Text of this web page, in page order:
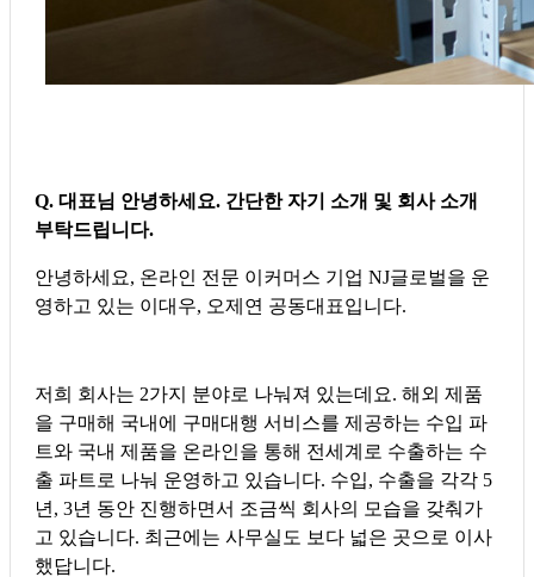
Q. 대표님 안녕하세요. 간단한 자기 소개 및 회사 소개
부탁드립니다.
안녕하세요, 온라인 전문 이커머스 기업 NJ글로벌을 운
영하고 있는 이대우, 오제연 공동대표입니다.
저희 회사는 2가지 분야로 나눠져 있는데요. 해외 제품
을 구매해 국내에 구매대행 서비스를 제공하는 수입 파
트와 국내 제품을 온라인을 통해 전세계로 수출하는 수
출 파트로 나눠 운영하고 있습니다. 수입, 수출을 각각 5
년, 3년 동안 진행하면서 조금씩 회사의 모습을 갖춰가
고 있습니다. 최근에는 사무실도 보다 넓은 곳으로 이사
했답니다.